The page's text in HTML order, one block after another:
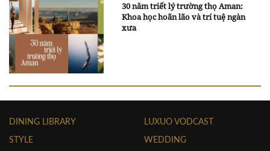
30 năm triết lý trường thọ Aman:
Khoa học hoãn lão và trí tuệ ngàn
xưa
DINING LIBRARY
STYLE
LUXUO VODCAST
WEDDING